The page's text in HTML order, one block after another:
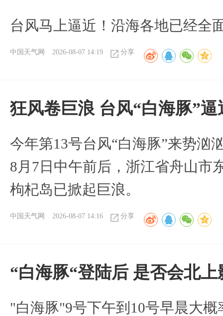
台风马上逼近！沿海各地已经全
中国天气网 2026-08-07 14:19 分享
狂风卷巨浪 台风“白海豚”
今年第13号台风“白海豚”来势汹
8月7日中午前后，浙江省舟山市
枸杞岛已掀起巨浪。
中国天气网 2026-08-07 14:16 分享
“白海豚“登陆后 是否会北
"白海豚"9号下午到10号早晨大